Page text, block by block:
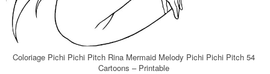
Coloriage Pichi Pichi Pitch Rina Mermaid Melody Pichi Pichi Pitch 54
Cartoons – Printable